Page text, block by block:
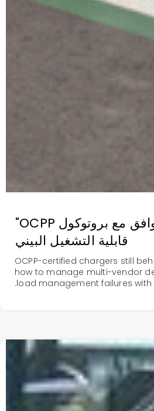
لماذا لا يعني "التوافق مع بروتوكول OCPP"
قابلية التشغيل البيني
OCPP-certified chargers still
how to manage multi-vendor
load management failures with